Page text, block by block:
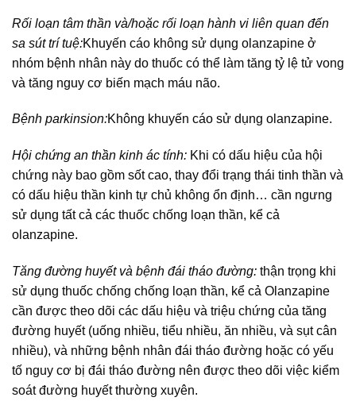
Rối loạn tâm thần và/hoặc rối loạn hành vi liên quan đến
sa sút trí tuệ:Khuyến cáo không sử dụng olanzapine ở
nhóm bệnh nhân này do thuốc có thể làm tăng tỷ lệ tử vong
và tăng nguy cơ biến mạch máu não.
Bệnh parkinsion:Không khuyến cáo sử dụng olanzapine.
Hội chứng an thần kinh ác tính: Khi có dấu hiệu của hội
chứng này bao gồm sốt cao, thay đổi trạng thái tinh thần và
có dấu hiệu thần kinh tự chủ không ổn định… cần ngưng
sử dụng tất cả các thuốc chống loạn thần, kể cả
olanzapine.
Tăng đường huyết và bệnh đái tháo đường: thận trọng khi
sử dụng thuốc chống chống loạn thần, kể cả Olanzapine
cần được theo dõi các dấu hiệu và triệu chứng của tăng
đường huyết (uống nhiều, tiểu nhiều, ăn nhiều, và sụt cân
nhiều), và những bệnh nhân đái tháo đường hoặc có yếu
tố nguy cơ bị đái tháo đường nên được theo dõi việc kiểm
soát đường huyết thường xuyên.